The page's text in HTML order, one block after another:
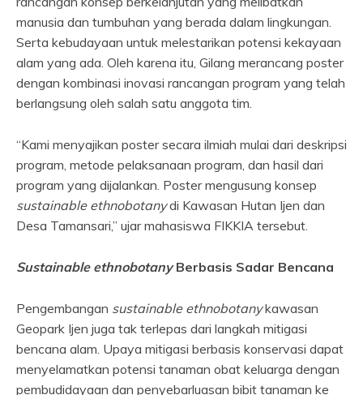
manusia dan tumbuhan yang berada dalam lingkungan.
Serta kebudayaan untuk melestarikan potensi kekayaan
alam yang ada. Oleh karena itu, Gilang merancang poster
dengan kombinasi inovasi rancangan program yang telah
berlangsung oleh salah satu anggota tim.
“Kami menyajikan poster secara ilmiah mulai dari deskripsi
program, metode pelaksanaan program, dan hasil dari
program yang dijalankan. Poster mengusung konsep
sustainable ethnobotanydi Kawasan Hutan Ijen dan
Desa Tamansari,” ujar mahasiswa FIKKIA tersebut.
Sustainable ethnobotanyBerbasis Sadar Bencana
Pengembangan sustainable ethnobotanykawasan
Geopark Ijen juga tak terlepas dari langkah mitigasi
bencana alam. Upaya mitigasi berbasis konservasi dapat
menyelamatkan potensi tanaman obat keluarga dengan
pembudidayaan dan penyebarluasan bibit tanaman ke